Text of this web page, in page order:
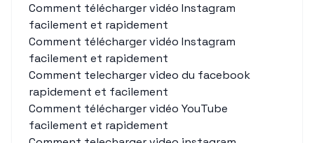
Comment télécharger vidéo Instagram
facilement et rapidement
Comment télécharger vidéo Instagram
facilement et rapidement
Comment telecharger video du facebook
rapidement et facilement
Comment télécharger vidéo YouTube
facilement et rapidement